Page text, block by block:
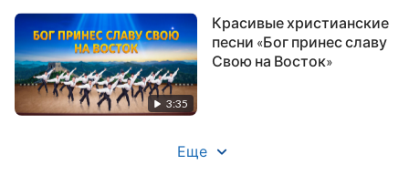
Явление Бога всегда имеет смысл,
и связано всегда с Его планом управления,
с Его планом управления.
3:35
Красивые христианские
песни «Бог принес славу
Свою на Восток»
Еще